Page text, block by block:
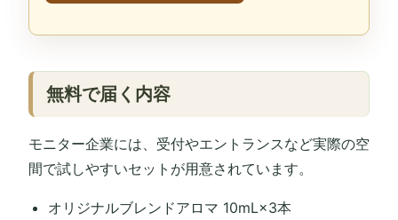
無料で届く内容
モニター企業には、受付やエントランスなど実際の空
間で試しやすいセットが用意されています。
オリジナルブレンドアロマ 10mL×3本